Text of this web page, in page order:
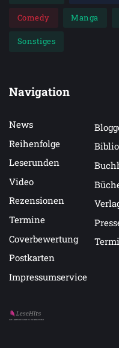
Comedy Manga
Sonstiges
Navigation
News
Reihenfolge
Leserunden
Video
Rezensionen
Termine
Coverbewertung
Postkarten
Impressumservice
Auf LeseHits.de findest Du die besten Bücher.